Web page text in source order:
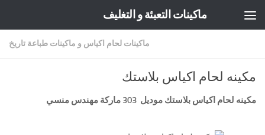
ماكينات التعبئة و التغليف
ماكينات لحام اكياس و ماكينات طباعة تاريخ
مكينه لحام اكياس بلاستك
مكينه لحام اكياس بلاستك موديل 303 ماركة مهندس منسي